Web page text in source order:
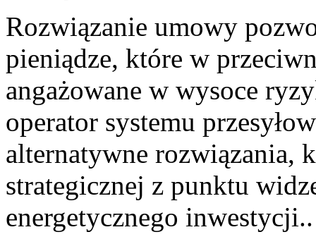
Rozwiązanie umowy
pieniądze, które w
angażowane w wysoce
operator systemu
alternatywne rozwiązania,
strategicznej z punktu
energetycznego inwestycji..